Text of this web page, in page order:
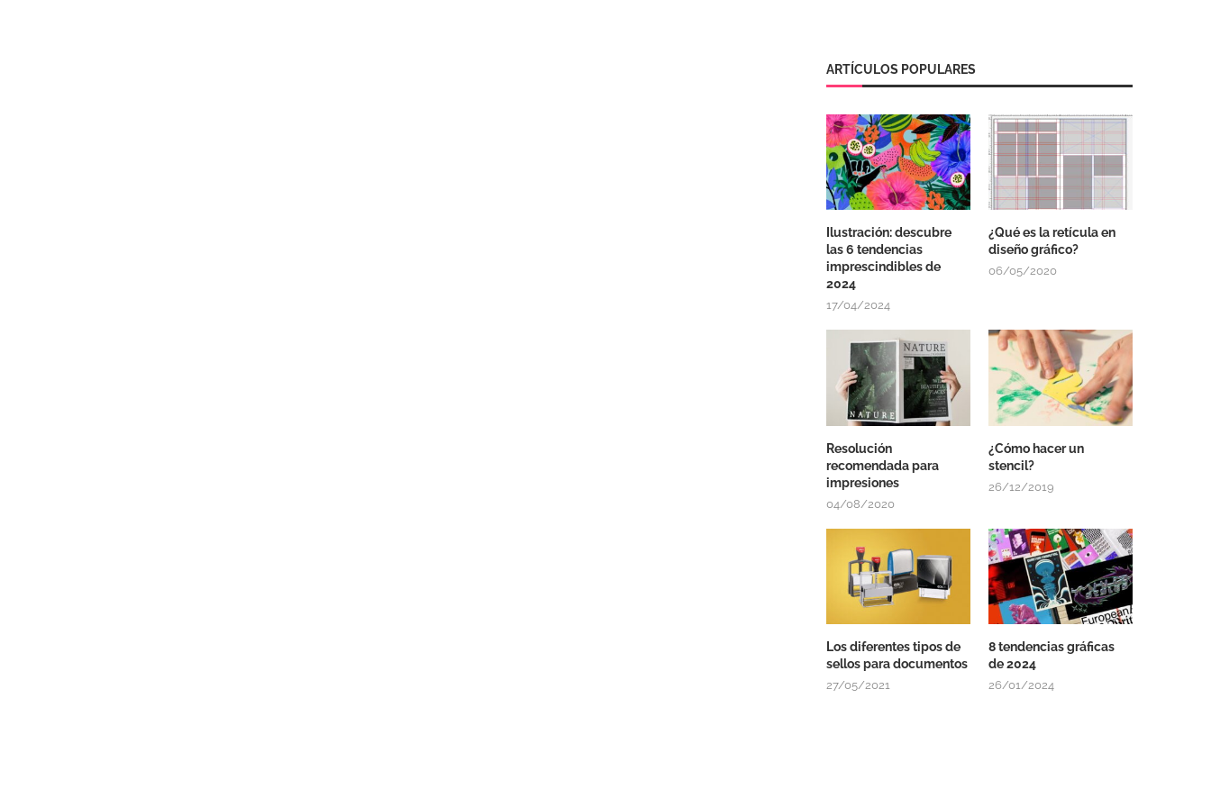
ARTÍCULOS POPULARES
Ilustración: descubre
las 6 tendencias
imprescindibles de
2024
17/04/2024
¿Qué es la retícula en
diseño gráfico?
06/05/2020
Resolución
recomendada para
impresiones
04/08/2020
¿Cómo hacer un
stencil?
26/12/2019
Los diferentes tipos de
sellos para documentos
27/05/2021
8 tendencias gráficas
de 2024
26/01/2024